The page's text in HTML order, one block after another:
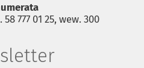
777 01 25, wew. 300